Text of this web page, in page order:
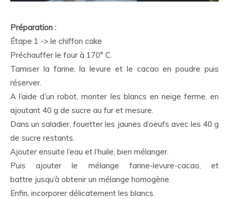
Préparation :
Étape 1 -> le chiffon cake
Préchauffer le four à 170° C.
Tamiser la farine, la levure et le cacao en poudre puis
réserver.
A l’aide d’un robot, monter les blancs en neige ferme, en
ajoutant 40 g de sucre au fur et mesure.
Dans un saladier, fouetter les jaunes d’oeufs avec les 40 g
de sucre restants.
Ajouter ensuite l’eau et l’huile, bien mélanger.
Puis ajouter le mélange farine-levure-cacao, et
battre jusqu’à obtenir un mélange homogène.
Enfin, incorporer délicatement les blancs.